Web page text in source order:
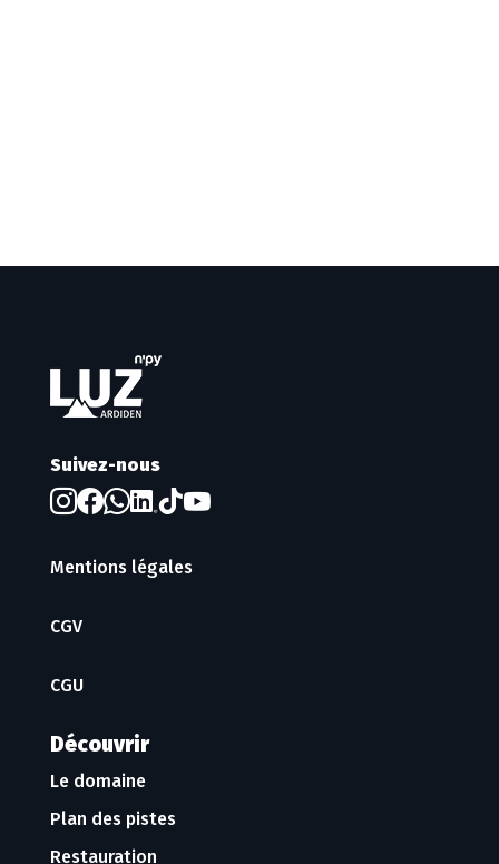
Suivez-nous
Mentions légales
CGV
CGU
Découvrir
Le domaine
Plan des pistes
Restauration